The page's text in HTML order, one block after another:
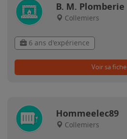
B. M. Plomberie
Collemiers
6 ans d'expérience
Voir sa fiche
Hommeelec89
Collemiers